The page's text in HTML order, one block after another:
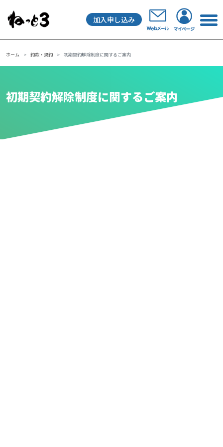
メインナビゲーション
加入申し込み
ホーム 約款・規約 初期契約解除制度に関するご案内
初期契約解除制度に関するご案内